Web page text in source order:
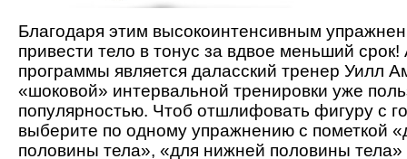
Благодаря этим высокоинтенсивным
привести тело в тонус за вдвое меньший
программы является даласский тренер Уилл
«шоковой» интервальной тренировки уже
популярностью. Чтоб отшлифовать фигуру с
выберите по одному упражнению с пометкой
половины тела», «для нижней половины тела»